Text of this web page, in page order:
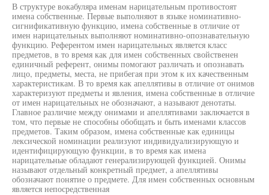
В структуре вокабуляра именам нарицательным противостоят
имена собственные. Первые выполняют в языке номинативно-
сигнификативную функцию, имена собственные в отличие от
имен нарицательных выполняют номинативно-опознавательную
функцию. Референтом имен нарицательных является класс
предметов, в то время как для имен собственных свойственен
единичный референт, онимы помогают различать и опознавать
лицо, предметы, места, не прибегая при этом к их качественным
характеристикам. В то время как апеллятивы в отличие от онимов
характеризуют предметы и явления, имена собственные в отличие
от имен нарицательных не обозначают, а называют денотаты.
Главное различие между онимами и апеллятивами заключается в
том, что первые не способны обобщать и быть именами классов
предметов. Таким образом, имена собственные как единицы
лексической номинации реализуют индивидуализирующую и
идентифицирующую функции, в то время как имена
нарицательные обладают генерализирующей функцией. Онимы
называют отдельный конкретный предмет, а апеллятивы
обозначают понятие о предмете. Для имен собственных основным
является непосредственная